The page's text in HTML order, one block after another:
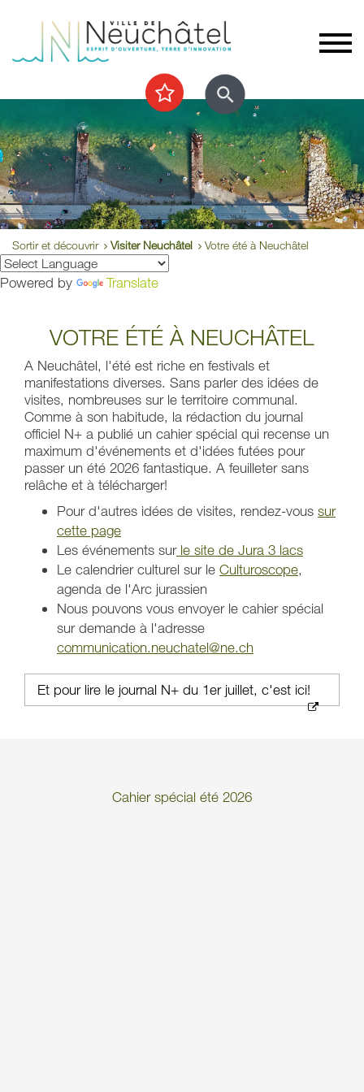
Sortir et découvrir Visiter Neuchâtel Votre été à Neuchâtel
Powered by Translate
VOTRE ÉTÉ À NEUCHÂTEL
A Neuchâtel, l'été est riche en festivals et
manifestations diverses. Sans parler des idées de
visites, nombreuses sur le territoire communal.
Comme à son habitude, la rédaction du journal
officiel N+ a publié un cahier spécial qui recense un
maximum d'événements et d'idées futées pour
passer un été 2026 fantastique. A feuilleter sans
relâche et à télécharger!
Pour d'autres idées de visites, rendez-vous sur
cette page
Les événements surle site de Jura 3 lacs
Le calendrier culturel sur le Culturoscope,
agenda de l'Arc jurassien
Nous pouvons vous envoyer le cahier spécial
sur demande à l'adresse
communication.neuchatel@ne.ch
Et pour lire le journal N+ du 1er juillet, c'est ici!
Cahier spécial été 2026